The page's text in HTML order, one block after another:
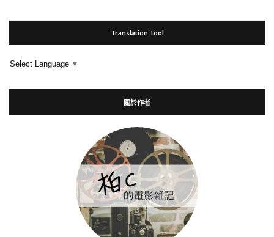
Translation Tool
Select Language ▼
關於作者